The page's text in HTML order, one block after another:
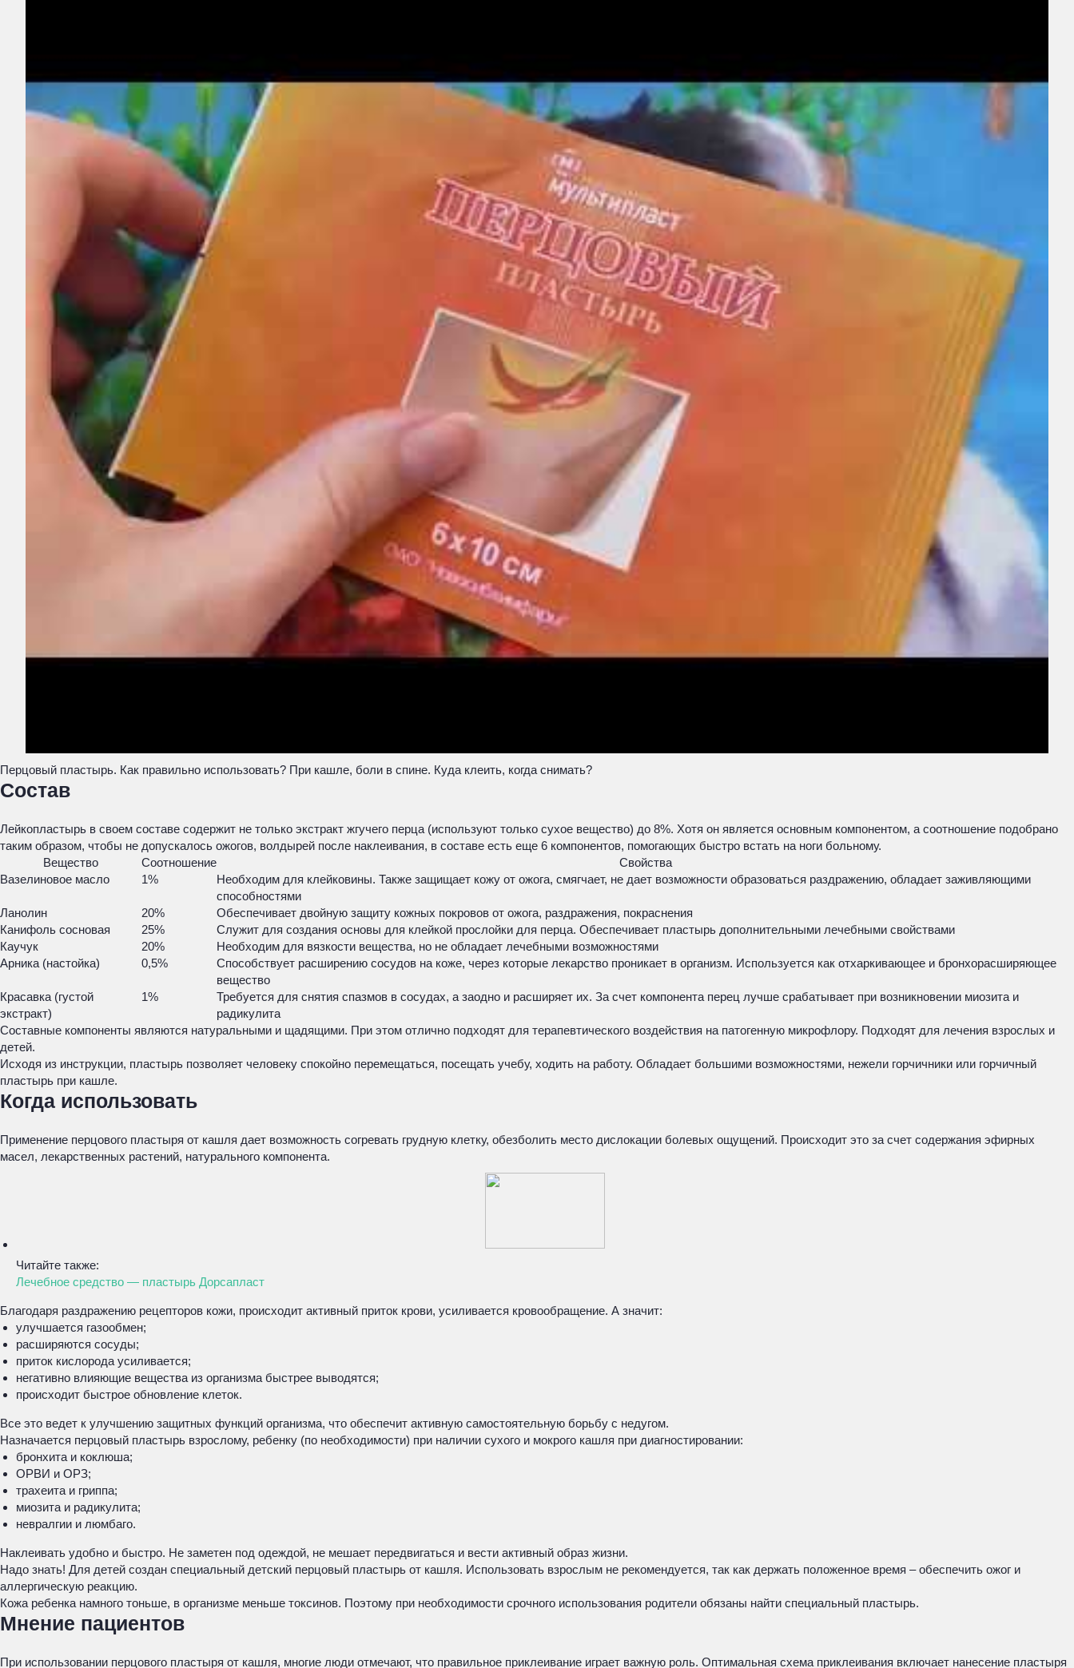
Перцовый пластырь. Как правильно использовать? При кашле, боли в спине. Куда клеить, когда снимать?
Состав
Лейкопластырь в своем составе содержит не только экстракт жгучего перца (используют только сухое вещество) до 8%. Хотя он является основным компонентом, а соотношение подобрано
таким образом, чтобы не допускалось ожогов, волдырей после наклеивания, в составе есть еще 6 компонентов, помогающих быстро встать на ноги больному.
Вещество
Соотношение
Свойства
Вазелиновое масло
1%
Необходим для клейковины. Также защищает кожу от ожога, смягчает, не дает возможности образоваться раздражению, обладает заживляющими
способностями
Ланолин
20%
Обеспечивает двойную защиту кожных покровов от ожога, раздражения, покраснения
Канифоль сосновая
25%
Служит для создания основы для клейкой прослойки для перца. Обеспечивает пластырь дополнительными лечебными свойствами
Каучук
20%
Необходим для вязкости вещества, но не обладает лечебными возможностями
Арника (настойка)
0,5%
Способствует расширению сосудов на коже, через которые лекарство проникает в организм. Используется как отхаркивающее и бронхорасширяющее
вещество
Красавка (густой
экстракт)
1%
Требуется для снятия спазмов в сосудах, а заодно и расширяет их. За счет компонента перец лучше срабатывает при возникновении миозита и
радикулита
Составные компоненты являются натуральными и щадящими. При этом отлично подходят для терапевтического воздействия на патогенную микрофлору. Подходят для лечения взрослых и
детей.
Исходя из инструкции, пластырь позволяет человеку спокойно перемещаться, посещать учебу, ходить на работу. Обладает большими возможностями, нежели горчичники или горчичный
пластырь при кашле.
Когда использовать
Применение перцового пластыря от кашля дает возможность согревать грудную клетку, обезболить место дислокации болевых ощущений. Происходит это за счет содержания эфирных
масел, лекарственных растений, натурального компонента.
Читайте также:
Лечебное средство — пластырь Дорсапласт
Благодаря раздражению рецепторов кожи, происходит активный приток крови, усиливается кровообращение. А значит:
улучшается газообмен;
расширяются сосуды;
приток кислорода усиливается;
негативно влияющие вещества из организма быстрее выводятся;
происходит быстрое обновление клеток.
Все это ведет к улучшению защитных функций организма, что обеспечит активную самостоятельную борьбу с недугом.
Назначается перцовый пластырь взрослому, ребенку (по необходимости) при наличии сухого и мокрого кашля при диагностировании:
бронхита и коклюша;
ОРВИ и ОРЗ;
трахеита и гриппа;
миозита и радикулита;
невралгии и люмбаго.
Наклеивать удобно и быстро. Не заметен под одеждой, не мешает передвигаться и вести активный образ жизни.
Надо знать! Для детей создан специальный детский перцовый пластырь от кашля. Использовать взрослым не рекомендуется, так как держать положенное время – обеспечить ожог и
аллергическую реакцию.
Кожа ребенка намного тоньше, в организме меньше токсинов. Поэтому при необходимости срочного использования родители обязаны найти специальный пластырь.
Мнение пациентов
При использовании перцового пластыря от кашля, многие люди отмечают, что правильное приклеивание играет важную роль. Оптимальная схема приклеивания включает нанесение пластыря